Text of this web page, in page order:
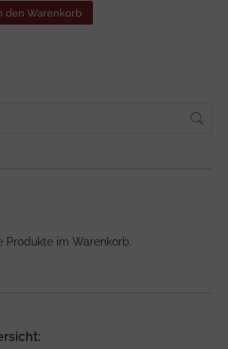
den Warenkorb
Produkte im Warenkorb.